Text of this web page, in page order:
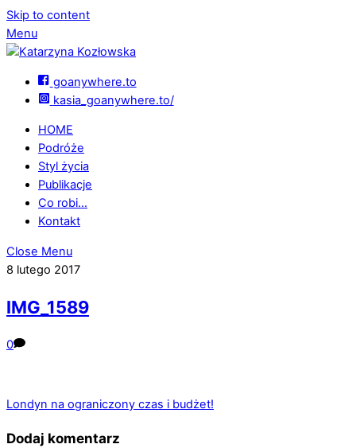
Skip to content
Menu
goanywhere.to
kasia_goanywhere.to/
HOME
Podróże
Styl życia
Publikacje
Co robi…
Kontakt
Close Menu
8 lutego 2017
IMG_1589
0
Londyn na ograniczony czas i budżet!
Dodaj komentarz